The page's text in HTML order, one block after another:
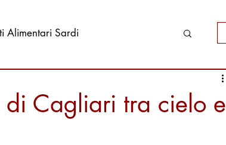
Alimentari Sardi
di Cagliari tra cielo e